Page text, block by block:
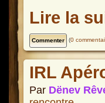
Lire la
(0
IRL
Par Dënev